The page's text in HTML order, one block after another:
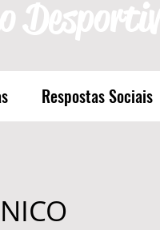
Respostas Sociais